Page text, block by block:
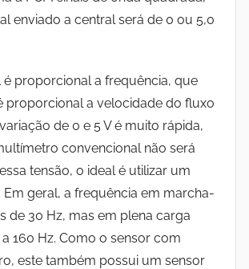
enviado a central será de 0 ou 5,0
é proporcional a frequência, que
proporcional a velocidade do fluxo
de 0 e 5 V é muito rápida,
convencional não será
tensão, o ideal é utilizar um
Em geral, a frequência em marcha-
de 30 Hz, mas em plena carga
160 Hz. Como o sensor com
este também possui um sensor